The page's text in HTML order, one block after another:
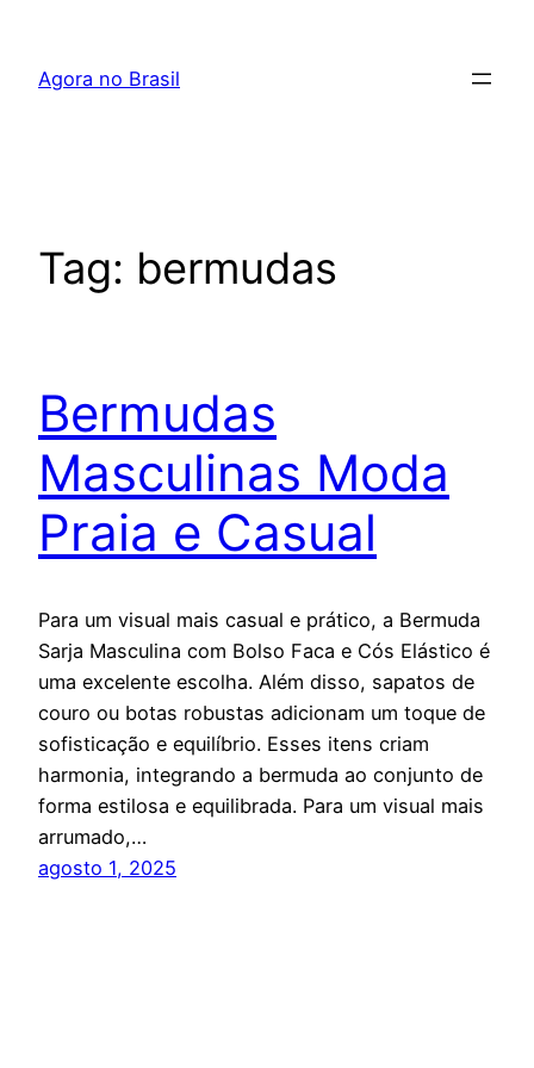
Agora no Brasil
Tag: bermudas
Bermudas
Masculinas Moda
Praia e Casual
Para um visual mais casual e prático, a Bermuda
Sarja Masculina com Bolso Faca e Cós Elástico é
uma excelente escolha. Além disso, sapatos de
couro ou botas robustas adicionam um toque de
sofisticação e equilíbrio. Esses itens criam
harmonia, integrando a bermuda ao conjunto de
forma estilosa e equilibrada. Para um visual mais
arrumado,…
agosto 1, 2025